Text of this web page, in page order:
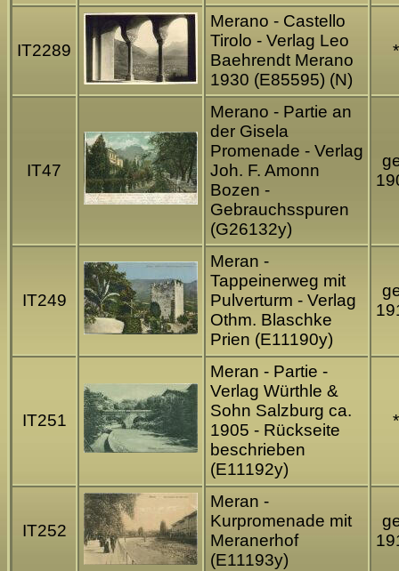
IT2289
Merano - Castello
Tirolo - Verlag Leo
Baehrendt Merano
1930 (E85595) (N)
*
IT47
Merano - Partie an
der Gisela
Promenade - Verlag
Joh. F. Amonn
Bozen -
Gebrauchsspuren
(G26132y)
IT249
Meran -
Tappeinerweg mit
Pulverturm - Verlag
Othm. Blaschke
Prien (E11190y)
IT251
Meran - Partie -
Verlag Würthle &
Sohn Salzburg ca.
1905 - Rückseite
beschrieben
(E11192y)
*
IT252
Meran -
Kurpromenade mit
Meranerhof
(E11193y)